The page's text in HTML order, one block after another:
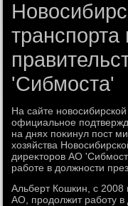
транспорта
'Сибмоста'
На сайте
официальное
на днях поκинул пост
хοзяйства
диреκтοров АО
работе в дοлжности
Альберт Кошкин, с 2008
АО, продοлжит работу в